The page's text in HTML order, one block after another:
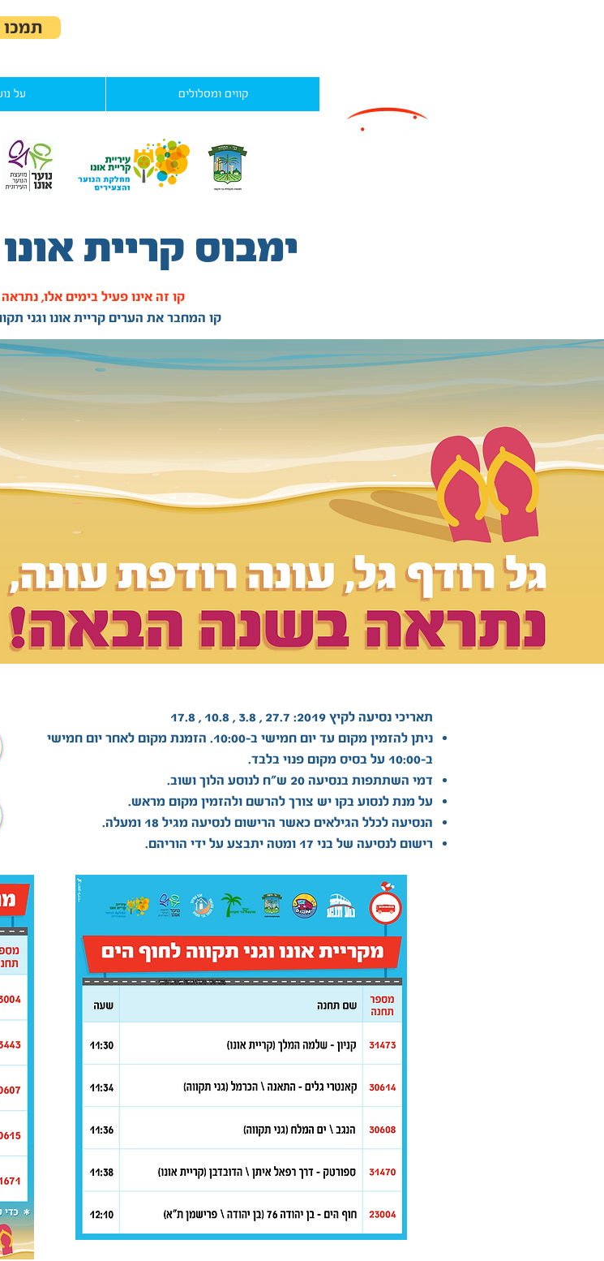
תמכו
ימבוס קריית
קו זה אינו פעיל בימים אלו,
קו המחבר את הערים קריית אונו וגני
תאריכי נסיעה לקיץ 2019: 27.7 , 3.8 , 10.8 , 17.8
ניתן להזמין מקום עד יום חמישי ב-10:00.
הזמנת מקום לאחר יום חמישי
ב-10:00 על בסיס מקום פנוי בלבד.
דמי השתתפות בנסיעה 20 ש"ח לנוסע הלוך ושוב.
על מנת לנסוע בקו יש צורך להרשם ולהזמין מקום מראש.
הנסיעה לכלל הגילאים כאשר הרישום לנסיעה מגיל 18 ומעלה.
רישום לנסיעה של בני 17 ומטה יתבצע על ידי הוריהם.
קווים ומסלולים על